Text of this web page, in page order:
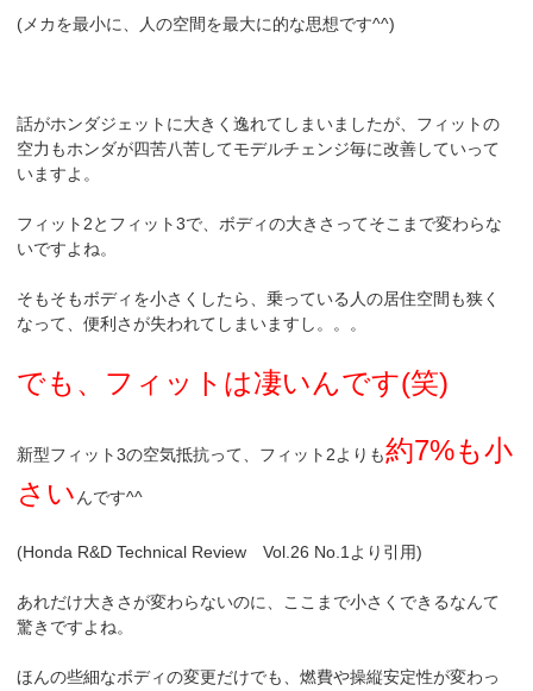
(メカを最小に、人の空間を最大に的な思想です^^)
話がホンダジェットに大きく逸れてしまいましたが、フィットの
空力もホンダが四苦八苦してモデルチェンジ毎に改善していって
いますよ。
フィット2とフィット3で、ボディの大きさってそこまで変わらな
いですよね。
そもそもボディを小さくしたら、乗っている人の居住空間も狭く
なって、便利さが失われてしまいますし。。。
でも、フィットは凄いんです(笑)
新型フィット3の空気抵抗って、フィット2よりも約7%も小
さいんです^^
(Honda R&D Technical Review Vol.26 No.1より引用)
あれだけ大きさが変わらないのに、ここまで小さくできるなんて
驚きですよね。
ほんの些細なボディの変更だけでも、燃費や操縦安定性が変わっ